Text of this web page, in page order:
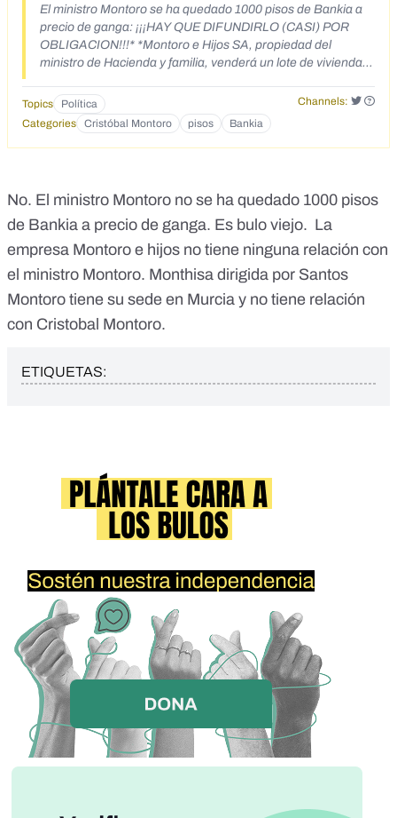
El ministro Montoro se ha quedado 1000 pisos de Bankia a
precio de ganga: ¡¡¡HAY QUE DIFUNDIRLO (CASI) POR
OBLIGACION!!!* *Montoro e Hijos SA, propiedad del
ministro de Hacienda y familia, venderá un lote de viviendas
El banco malo, conocido oficialmente como Sociedad de
Gestión de Activos Procedentes de la Reestructuración
Bancaria (*Sareb*), ha vendido recientemente un millar de
viviendas de la nacionalizada *Bankia* al fondo de capital
inmobiliaria elegida por HIG para vender este lote de casas
ha sido *Montoro e Hijos SA (Monthisa)*, propiedad del
ministro de Hacienda,* Cristóbal Montoro*. La operación de
venta de las *939 viviendas repartidas por diversos puntos
de España* se ha cerrado por 100 millones de euros,
evidentemente por debajo del precio de mercado. Por tanto,
la inmobiliaria de Montoro tiene por delante una posibilidad
inmejorable de realizar un *jugoso negocio gracias a la
la Comisión Europea. Incluso el diario estadounidense *The
Wall Street Journal* se ha hecho eco de los *"fortísimos
gracias a una argucia financiera que mantiene el *49% de
las viviendas en propiedad de la Sareb*, lo que significa que
cada casa tiene un coste medio de *51.000 euros*. Una
auténtica ganga. *HACED QUE LA INFORMACIÓN
CIRCULE, QUE TODO EL MUNDO SEPA CON QUIÉN NOS
Topics Política
Channels:
Categories
Cristóbal Montoro pisos Bankia
No. El ministro Montoro no se ha quedado 1000 pisos
de Bankia a precio de ganga. Es bulo viejo. La
empresa Montoro e hijos no tiene ninguna relación con
el ministro Montoro. Monthisa dirigida por Santos
Montoro tiene su sede en Murcia y no tiene relación
con Cristobal Montoro.
ETIQUETAS: